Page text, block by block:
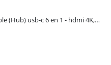
Adaptateur multiple (Hub) usb-c 6 en 1 - hdmi 4K, 3 ports USB 3.0 et lecteur de carte sd tf - UGREEN